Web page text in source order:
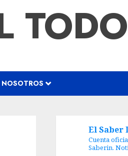
TODO
NOSOTROS
El Saber
Cuenta
Saberin.